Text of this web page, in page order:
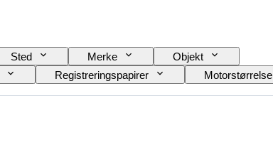
Sted Merke
Objekt
Registreringspapirer
Motorstørrelse